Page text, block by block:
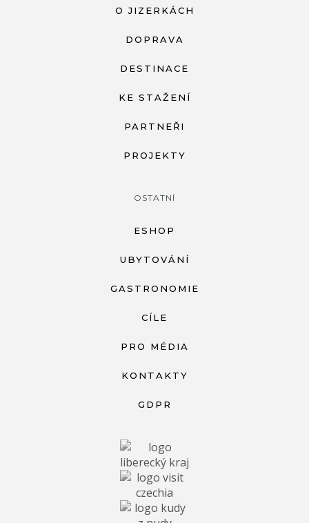
O JIZERKÁCH
DOPRAVA
DESTINACE
KE STAŽENÍ
PARTNEŘI
PROJEKTY
OSTATNÍ
ESHOP
UBYTOVÁNÍ
GASTRONOMIE
CÍLE
PRO MÉDIA
KONTAKTY
GDPR